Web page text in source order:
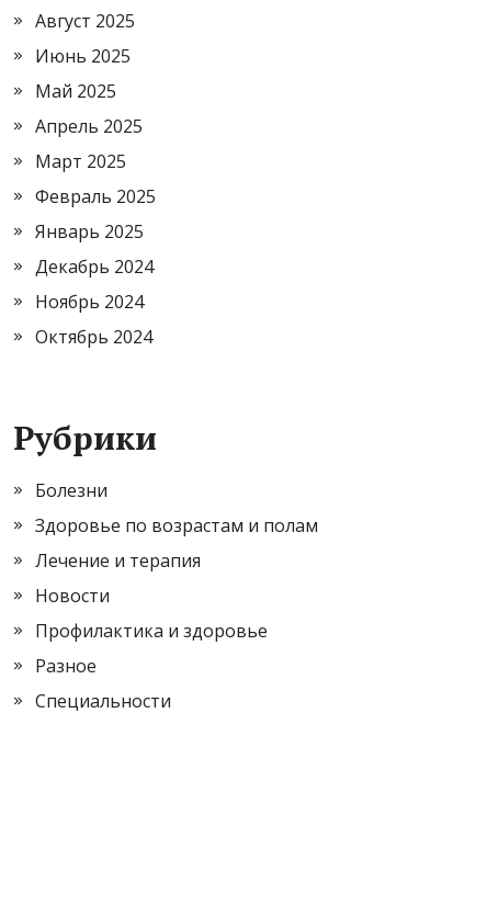
Август 2025
Июнь 2025
Май 2025
Апрель 2025
Март 2025
Февраль 2025
Январь 2025
Декабрь 2024
Ноябрь 2024
Октябрь 2024
Рубрики
Болезни
Здоровье по возрастам и полам
Лечение и терапия
Новости
Профилактика и здоровье
Разное
Специальности